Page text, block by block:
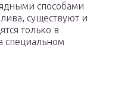
способами
существуют и
только в
специальном